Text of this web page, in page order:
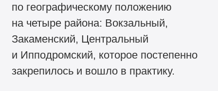
по географическому положению
на четыре района: Вокзальный,
Закаменский, Центральный
и Ипподромский, которое постепенно
закрепилось и вошло в практику.